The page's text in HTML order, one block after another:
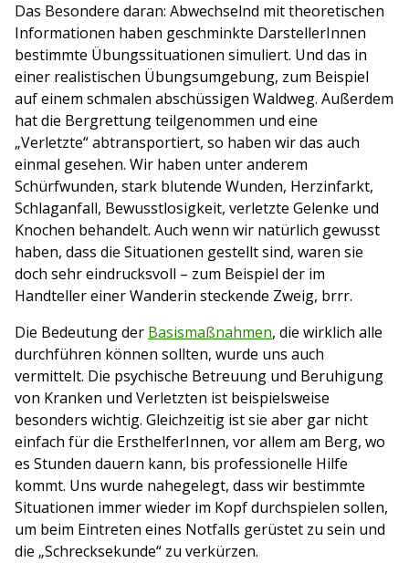
Das Besondere daran: Abwechselnd mit theoretischen
Informationen haben geschminkte DarstellerInnen
bestimmte Übungssituationen simuliert. Und das in
einer realistischen Übungsumgebung, zum Beispiel
auf einem schmalen abschüssigen Waldweg. Außerdem
hat die Bergrettung teilgenommen und eine
„Verletzte“ abtransportiert, so haben wir das auch
einmal gesehen. Wir haben unter anderem
Schürfwunden, stark blutende Wunden, Herzinfarkt,
Schlaganfall, Bewusstlosigkeit, verletzte Gelenke und
Knochen behandelt. Auch wenn wir natürlich gewusst
haben, dass die Situationen gestellt sind, waren sie
doch sehr eindrucksvoll – zum Beispiel der im
Handteller einer Wanderin steckende Zweig, brrr.
Die Bedeutung der Basismaßnahmen, die wirklich alle
durchführen können sollten, wurde uns auch
vermittelt. Die psychische Betreuung und Beruhigung
von Kranken und Verletzten ist beispielsweise
besonders wichtig. Gleichzeitig ist sie aber gar nicht
einfach für die ErsthelferInnen, vor allem am Berg, wo
es Stunden dauern kann, bis professionelle Hilfe
kommt. Uns wurde nahegelegt, dass wir bestimmte
Situationen immer wieder im Kopf durchspielen sollen,
um beim Eintreten eines Notfalls gerüstet zu sein und
die „Schrecksekunde“ zu verkürzen.